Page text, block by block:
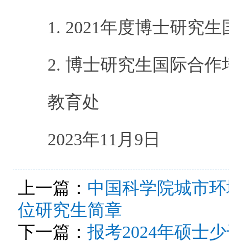
1. 2021年度博士研究生
2. 博士研究生国际合作
教育处
2023年11月9日
上一篇： 中国科学院城市
位研究生简章
下一篇： 报考2024年硕士